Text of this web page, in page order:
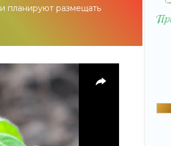
планируют размещать